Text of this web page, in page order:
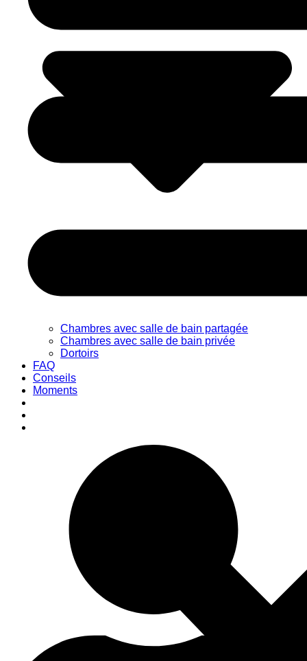
Chambres avec salle de bain partagée
Chambres avec salle de bain privée
Dortoirs
FAQ
Conseils
Moments